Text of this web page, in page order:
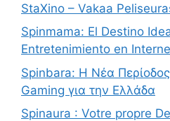
StaXino – Vakaa
Spinmama: El Destino
Entretenimiento en
Spinbara: Η Νέα
Gaming για την Ελλάδα
Spinaura : Votre propre